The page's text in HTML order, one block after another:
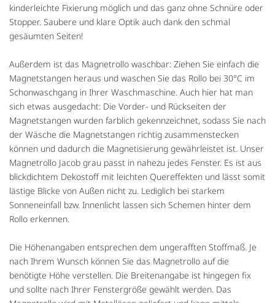
kinderleichte Fixierung möglich und das ganz ohne Schnüre oder
Stopper. Saubere und klare Optik auch dank den schmal
gesäumten Seiten!
Außerdem ist das Magnetrollo waschbar: Ziehen Sie einfach die
Magnetstangen heraus und waschen Sie das Rollo bei 30°C im
Schonwaschgang in Ihrer Waschmaschine. Auch hier hat man
sich etwas ausgedacht: Die Vorder- und Rückseiten der
Magnetstangen wurden farblich gekennzeichnet, sodass Sie nach
der Wäsche die Magnetstangen richtig zusammenstecken
können und dadurch die Magnetisierung gewährleistet ist. Unser
Magnetrollo Jacob grau passt in nahezu jedes Fenster. Es ist aus
blickdichtem Dekostoff mit leichten Quereffekten und lässt somit
lästige Blicke von Außen nicht zu. Lediglich bei starkem
Sonneneinfall bzw. Innenlicht lassen sich Schemen hinter dem
Rollo erkennen.
Die Höhenangaben entsprechen dem ungerafften Stoffmaß. Je
nach Ihrem Wunsch können Sie das Magnetrollo auf die
benötigte Höhe verstellen. Die Breitenangabe ist hingegen fix
und sollte nach Ihrer Fenstergröße gewählt werden. Das